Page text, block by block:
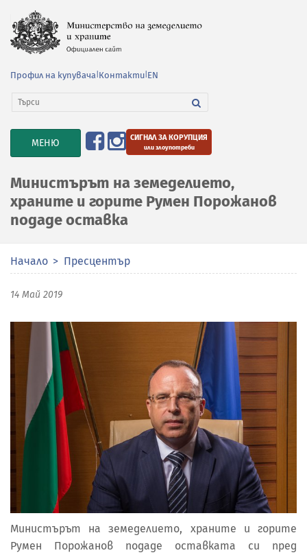
Профил на купувача Контакти EN
TOGGLE
NAVIGATION
МЕНЮ СИГНАЛ ЗА КОРУПЦИЯ
или злоупотреби
Министърът на земеделието,
храните и горите Румен Порожанов
подаде оставка
Начало Пресцентър
14 Май 2019
Министърът на земеделието, храните и горите
Румен Порожанов подаде оставката си пред